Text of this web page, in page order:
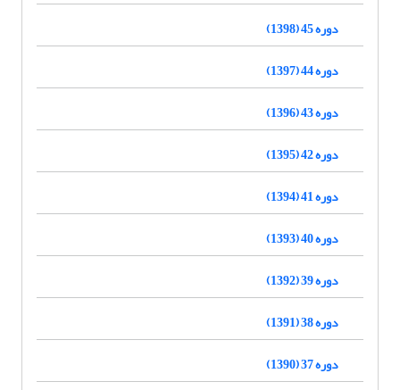
دوره 45 (1398)
دوره 44 (1397)
دوره 43 (1396)
دوره 42 (1395)
دوره 41 (1394)
دوره 40 (1393)
دوره 39 (1392)
دوره 38 (1391)
دوره 37 (1390)